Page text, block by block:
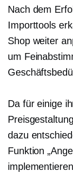
Nach dem
Importtools
Shop weiter
um
Da für einige
dazu
Funktion